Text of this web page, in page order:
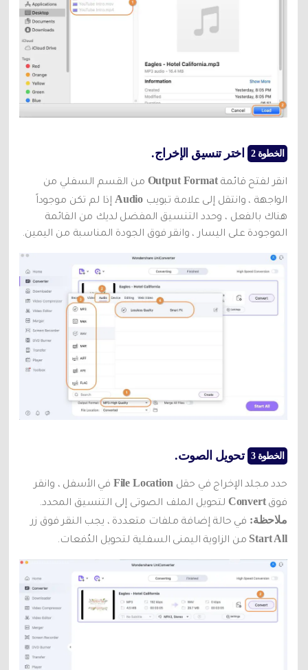
الخطوة 2 اختر تنسيق الإخراج.
انقر لفتح قائمةOutput Format من القسم السفلي من
الواجهة ، وانتقل إلى علامة تبويب Audio إذا لم تكن موجوداً
هناك بالفعل ، وحدد التنسيق المفضل لديك من القائمة
الموجودة على اليسار ، وانقر فوق الجودة المناسبة من اليمين.
الخطوة 3 تحويل الصوت.
حدد مجلد الإخراج في حقلFile Location في الأسفل ، وانقر
فوقConvert لتحويل الملف الصوتى إلى التنسيق المحدد.
ملاحظة: في حالة إضافة ملفات متعددة ، يجب النقر فوق زر
Start All من الزاوية اليمنى السفلية لتحويل الدُفعات.